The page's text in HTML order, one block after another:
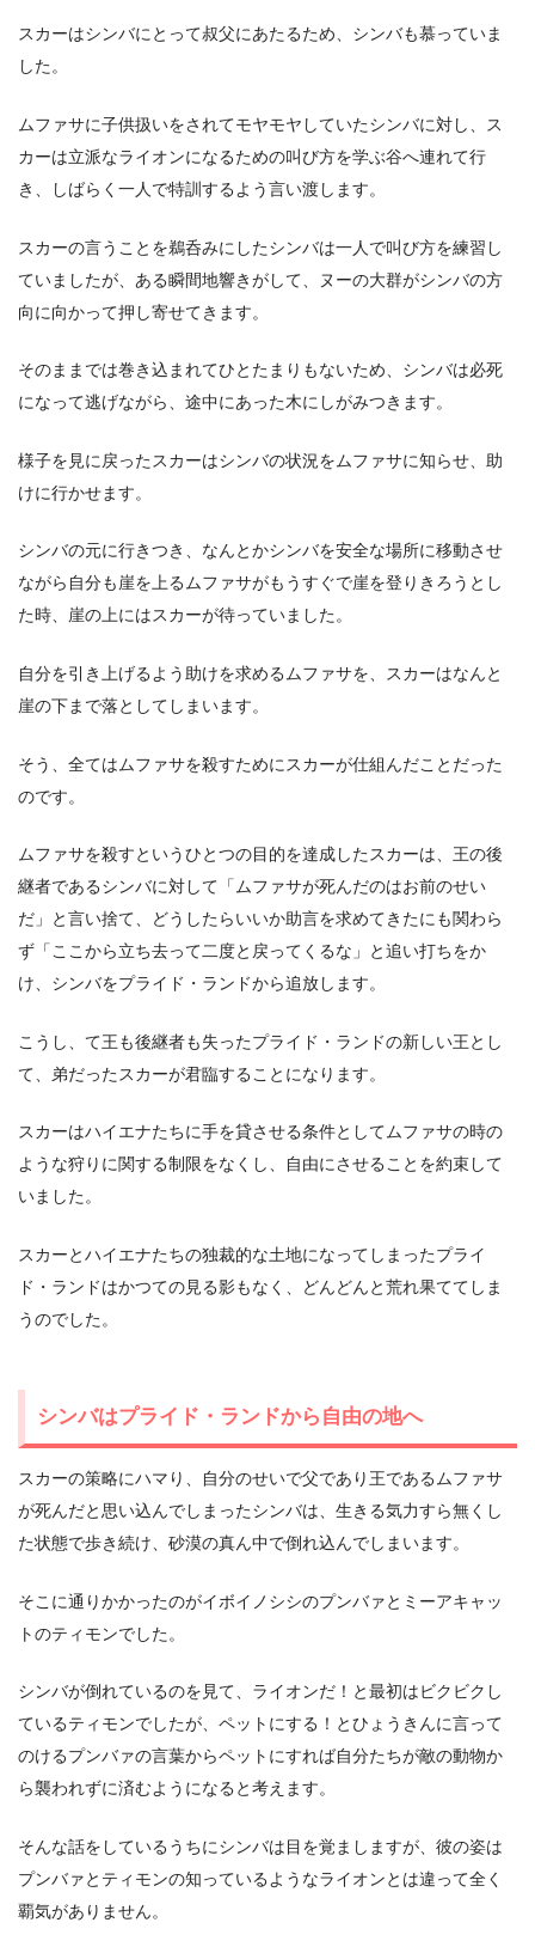
スカーはシンバにとって叔父にあたるため、シンバも慕っていま
した。
ムファサに子供扱いをされてモヤモヤしていたシンバに対し、ス
カーは立派なライオンになるための叫び方を学ぶ谷へ連れて行
き、しばらく一人で特訓するよう言い渡します。
スカーの言うことを鵜呑みにしたシンバは一人で叫び方を練習し
ていましたが、ある瞬間地響きがして、ヌーの大群がシンバの方
向に向かって押し寄せてきます。
そのままでは巻き込まれてひとたまりもないため、シンバは必死
になって逃げながら、途中にあった木にしがみつきます。
様子を見に戻ったスカーはシンバの状況をムファサに知らせ、助
けに行かせます。
シンバの元に行きつき、なんとかシンバを安全な場所に移動させ
ながら自分も崖を上るムファサがもうすぐで崖を登りきろうとし
た時、崖の上にはスカーが待っていました。
自分を引き上げるよう助けを求めるムファサを、スカーはなんと
崖の下まで落としてしまいます。
そう、全てはムファサを殺すためにスカーが仕組んだことだった
のです。
ムファサを殺すというひとつの目的を達成したスカーは、王の後
継者であるシンバに対して「ムファサが死んだのはお前のせい
だ」と言い捨て、どうしたらいいか助言を求めてきたにも関わら
ず「ここから立ち去って二度と戻ってくるな」と追い打ちをか
け、シンバをプライド・ランドから追放します。
こうし、て王も後継者も失ったプライド・ランドの新しい王とし
て、弟だったスカーが君臨することになります。
スカーはハイエナたちに手を貸させる条件としてムファサの時の
ような狩りに関する制限をなくし、自由にさせることを約束して
いました。
スカーとハイエナたちの独裁的な土地になってしまったプライ
ド・ランドはかつての見る影もなく、どんどんと荒れ果ててしま
うのでした。
シンバはプライド・ランドから自由の地へ
スカーの策略にハマり、自分のせいで父であり王であるムファサ
が死んだと思い込んでしまったシンバは、生きる気力すら無くし
た状態で歩き続け、砂漠の真ん中で倒れ込んでしまいます。
そこに通りかかったのがイボイノシシのプンバァとミーアキャッ
トのティモンでした。
シンバが倒れているのを見て、ライオンだ！と最初はビクビクし
ているティモンでしたが、ペットにする！とひょうきんに言って
のけるプンバァの言葉からペットにすれば自分たちが敵の動物か
ら襲われずに済むようになると考えます。
そんな話をしているうちにシンバは目を覚ましますが、彼の姿は
プンバァとティモンの知っているようなライオンとは違って全く
覇気がありません。